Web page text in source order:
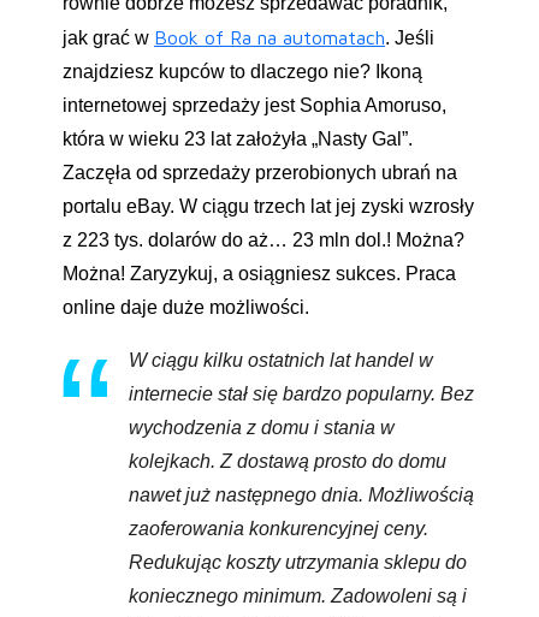
jak grać w Book of Ra na automatach. Jeśli
znajdziesz kupców to dlaczego nie? Ikoną
internetowej sprzedaży jest Sophia Amoruso,
która w wieku 23 lat założyła „Nasty Gal”.
Zaczęła od sprzedaży przerobionych ubrań na
portalu eBay. W ciągu trzech lat jej zyski wzrosły
z 223 tys. dolarów do aż… 23 mln dol.! Można?
Można! Zaryzykuj, a osiągniesz sukces. Praca
online daje duże możliwości.
W ciągu kilku ostatnich lat handel w
internecie stał się bardzo popularny. Bez
wychodzenia z domu i stania w
kolejkach. Z dostawą prosto do domu
nawet już następnego dnia. Możliwością
zaoferowania konkurencyjnej ceny.
Redukując koszty utrzymania sklepu do
koniecznego minimum. Zadowoleni są i